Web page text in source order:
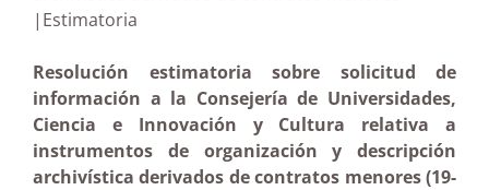
|Estimatoria
Resolución estimatoria sobre solicitud de
información a la Consejería de Universidades,
Ciencia e Innovación y Cultura relativa a
instrumentos de organización y descripción
archivística derivados de contratos menores (19-